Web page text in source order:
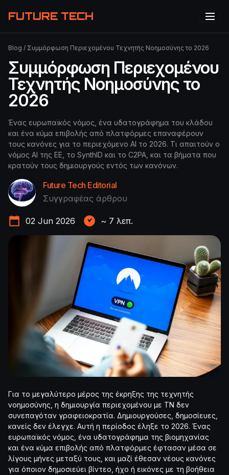
FUTURE TECH
Blog / Συμμόρφωση Περιεχομένου Τεχνητής Νοημοσύνης το 2026
Συμμόρφωση Περιεχομένου
Τεχνητής Νοημοσύνης το
2026
Ένας ευρωπαϊκός νόμος, ένα υδατογράφημα του κλάδου
και ένα κύμα επιβολής από πλατφόρμες επαναφέρουν
τους κανόνες για το περιεχόμενο AI το 2026. Τι απαιτούν ο
νόμος AI της ΕΕ, το SynthID και το C2PA, και τα βήματα που
κρατούν τους δημιουργούς εντός των κανόνων.
Future Tech Editorial
Συγγραφέας άρθρου
02 Jun 2026 ~ 7 λεπ.
Για το μεγαλύτερο μέρος της έκρηξης της τεχνητής
νοημοσύνης, η δημιουργία περιεχομένου με ΤΝ δεν
συνεπαγόταν γραφειοκρατία. Δημιουργούσες, δημοσίευες,
κανείς δεν έλεγχε. Αυτή η περίοδος έληξε το 2026. Ένας
ευρωπαϊκός νόμος, ένα υδατογράφημα της βιομηχανίας
και ένα κύμα επιβολής από πλατφόρμες έφτασαν μέσα σε
λίγους μήνες μεταξύ τους, και μαζί έθεσαν νέους κανόνες
για όποιον δημοσιεύει βίντεο, ήχο ή εικόνες με τη βοήθεια